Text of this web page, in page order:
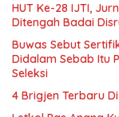
HUT Ke-28 IJTI,
Ditengah Badai
Buwas Sebut
Didalam Sebab Itu
Seleksi
4 Brigjen Terbaru